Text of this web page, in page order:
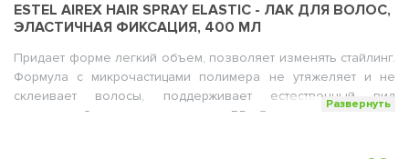
ESTEL AIREX HAIR SPRAY ELASTIC - ЛАК ДЛЯ ВОЛОС,
ЭЛАСТИЧНАЯ ФИКСАЦИЯ, 400 МЛ
Придает форме легкий объем, позволяет изменять стайлинг.
Формула с микрочастицами полимера не утяжеляет и не
склеивает волосы, поддерживает естественный вид
прически. Содержит провитамин В5. Легко удаляется при
Развернуть